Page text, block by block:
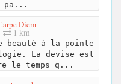
pa...
Diem
1 km
à la pointe
La devise est
le temps q...